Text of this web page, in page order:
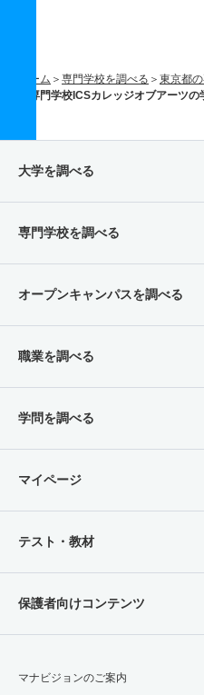
ホーム 専門学校を調べる
東京都
専門学校ICSカレッジオブアーツの
大学を調べる
専門学校を調べる
オープンキャンパスを調べる
職業を調べる
学問を調べる
マイページ
テスト・教材
保護者向けコンテンツ
マナビジョンのご案内